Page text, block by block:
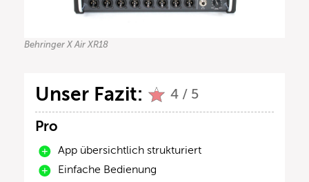
Behringer X Air XR18
Unser Fazit: 4 / 5
Pro
App übersichtlich strukturiert
Einfache Bedienung